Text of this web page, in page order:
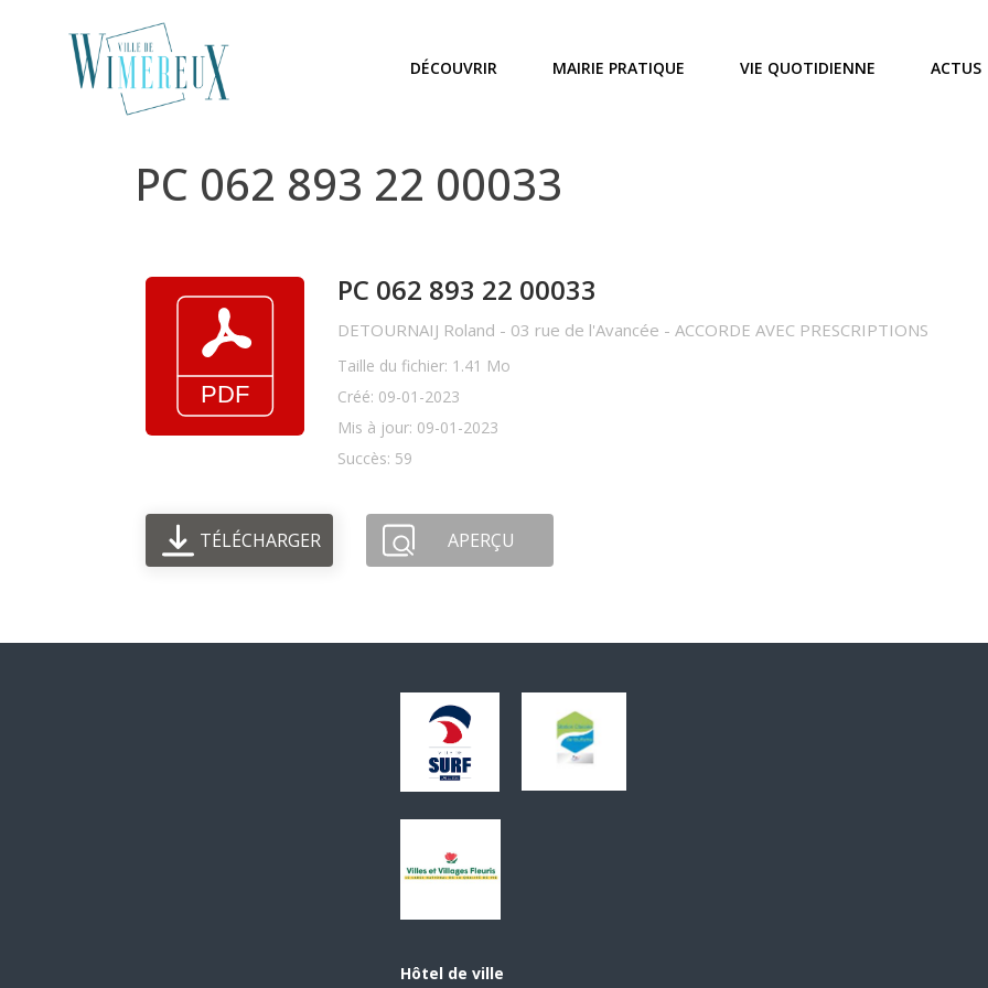
DÉCOUVRIR MAIRIE PRATIQUE VIE QUOTIDIENNE ACTUS
PC 062 893 22 00033
PC 062 893 22 00033
DETOURNAIJ Roland - 03 rue de l'Avancée - ACCORDE AVEC PRESCRIPTIONS
Taille du fichier: 1.41 Mo
Créé: 09-01-2023
Mis à jour: 09-01-2023
Succès: 59
TÉLÉCHARGER APERÇU
Hôtel de ville